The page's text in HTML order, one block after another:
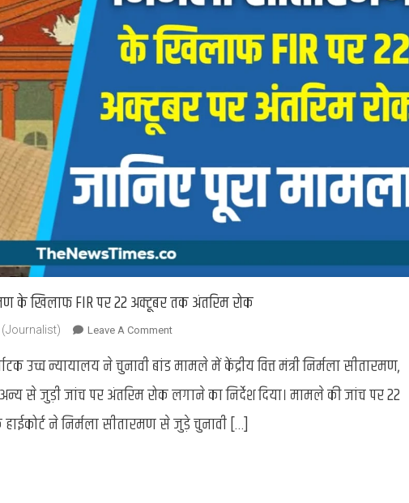
के खिलाफ FIR पर 22 अक्टूबर तक अंतरिम रोक
(Journalist) Leave A CommentOn
High
:
निर्मला
उच्च न्यायालय ने चुनावी बांड मामले में केंद्रीय वित्त मंत्री निर्मला सीतारमण,
से जुड़ी जांच पर अंतरिम रोक लगाने का निर्देश दिया। मामले की जांच पर 22
ने निर्मला सीतारमण से जुड़े चुनावी […]